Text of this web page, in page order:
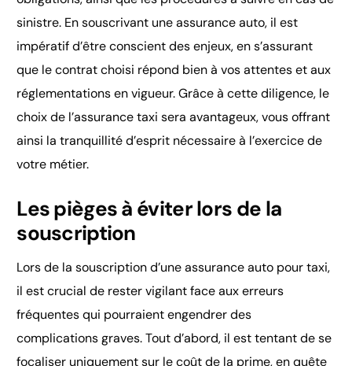
sinistre. En souscrivant une assurance auto, il est
impératif d’être conscient des enjeux, en s’assurant
que le contrat choisi répond bien à vos attentes et aux
réglementations en vigueur. Grâce à cette diligence, le
choix de l’assurance taxi sera avantageux, vous offrant
ainsi la tranquillité d’esprit nécessaire à l’exercice de
votre métier.
Les pièges à éviter lors de la
souscription
Lors de la souscription d’une assurance auto pour taxi,
il est crucial de rester vigilant face aux erreurs
fréquentes qui pourraient engendrer des
complications graves. Tout d’abord, il est tentant de se
focaliser uniquement sur le coût de la prime, en quête